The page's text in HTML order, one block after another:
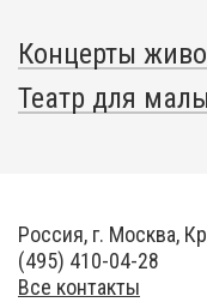
Концерты
Театр для
Россия, г. Москва,
(495) 410-04-28
Все контакты